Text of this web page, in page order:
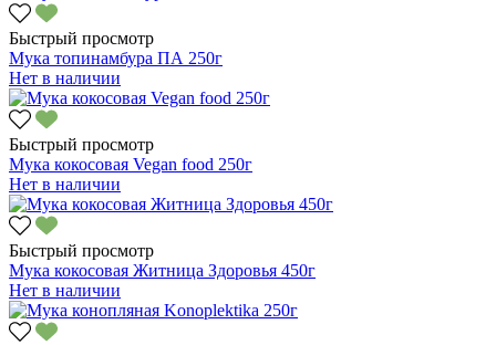
Быстрый просмотр
Мука топинамбура ПА 250г
Нет в наличии
Быстрый просмотр
Мука кокосовая Vegan food 250г
Нет в наличии
Быстрый просмотр
Мука кокосовая Житница Здоровья 450г
Нет в наличии